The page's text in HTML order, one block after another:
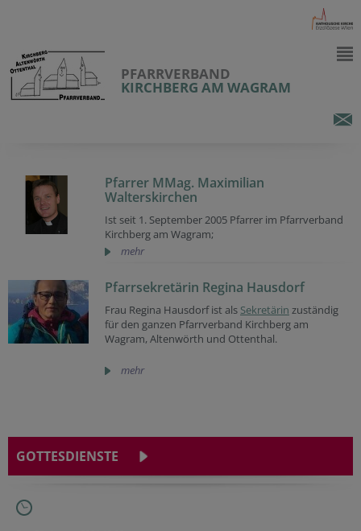
PFARRVERBAND
KIRCHBERG AM WAGRAM
Pfarrer MMag. Maximilian
Walterskirchen
Ist seit 1. September 2005 Pfarrer im Pfarrverband
Kirchberg am Wagram;
mehr
Pfarrsekretärin Regina Hausdorf
Frau Regina Hausdorf ist als Sekretärin zuständig
für den ganzen Pfarrverband Kirchberg am
Wagram, Altenwörth und Ottenthal.
mehr
GOTTESDIENSTE